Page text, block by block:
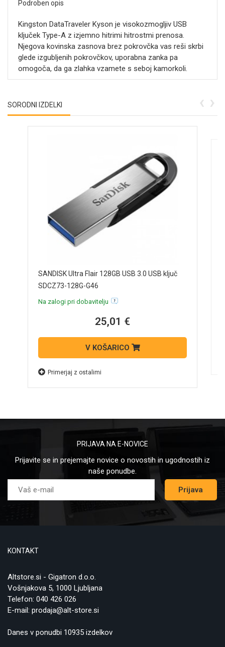
Podroben opis
Kingston DataTraveler Kyson je visokozmogljiv USB
ključek Type-A z izjemno hitrimi hitrostmi prenosa.
Njegova kovinska zasnova brez pokrovčka vas reši skrbi
glede izgubljenih pokrovčkov, uporabna zanka pa
omogoča, da ga zlahka vzamete s seboj kamorkoli.
SORODNI IZDELKI
SANDISK Ultra Flair 128GB USB 3.0 USB ključ
SDCZ73-128G-G46
Na zalogi pri dobavitelju
25,01 €
V KOŠARICO
Primerjaj z ostalimi
‹ ›
PRIJAVA NA E-NOVICE
Prijavite se in prejemajte novice o novostih in ugodnostih iz
naše ponudbe.
Prijava
KONTAKT
Altstore.si - Gigatron d.o.o.
Vošnjakova 5, 1000 Ljubljana
Telefon: 040 426 026
E-mail: prodaja@alt-store.si
Danes v ponudbi 10935 izdelkov